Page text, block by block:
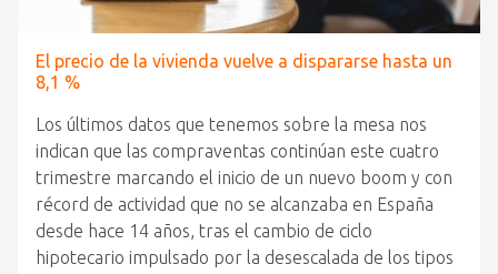
El precio de la vivienda vuelve a dispararse hasta un
8,1 %
Los últimos datos que tenemos sobre la mesa nos
indican que las compraventas continúan este cuatro
trimestre marcando el inicio de un nuevo boom y con
récord de actividad que no se alcanzaba en España
desde hace 14 años, tras el cambio de ciclo
hipotecario impulsado por la desescalada de los tipos